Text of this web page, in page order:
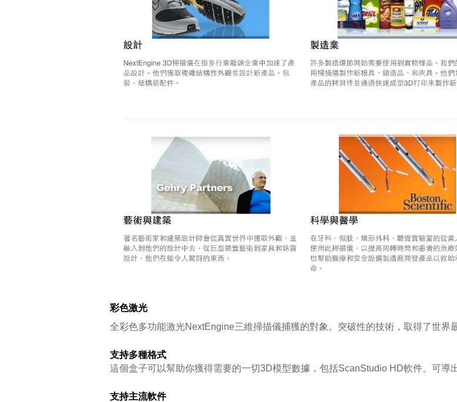
彩色激光
全彩色多功能激光NextEngine三維掃描儀捕獲的對象。 突破性的技術，取得了世界
支持多種格式
這個盒子可以幫助你獲得需要的一切3D模型數據，包括ScanStudio HD軟件。 可導
支持主流軟件